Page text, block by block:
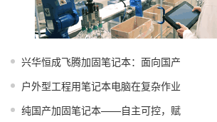
兴华恒成飞腾加固笔记本：面向国产
户外型工程用笔记本电脑在复杂作业
纯国产加固笔记本——自主可控，赋